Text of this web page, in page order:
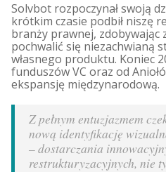
Solvbot rozpoczynał swoją
krótkim czasie podbił niszę
branży prawnej, zdobywając
pochwalić się niezachwianą
własnego produktu. Koniec
funduszów VC oraz od
ekspansję międzynarodową.
Z pełnym entuzjazmem
nową identyfikację
– dostarczania
restrukturyzacyjnych, nie